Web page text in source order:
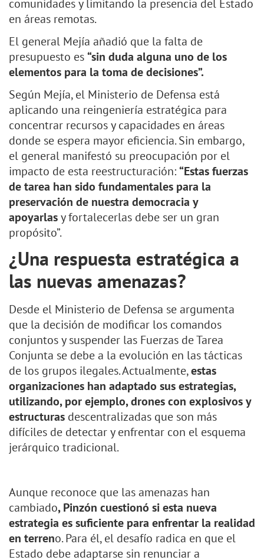
comunidades y limitando la presencia del Estado
en áreas remotas.
El general Mejía añadió que la falta de
presupuesto es“sin duda alguna uno de los
elementos para la toma de decisiones”.
Según Mejía, el Ministerio de Defensa está
aplicando una reingeniería estratégica para
concentrar recursos y capacidades en áreas
donde se espera mayor eficiencia. Sin embargo,
el general manifestó su preocupación por el
impacto de esta reestructuración:“Estas fuerzas
de tarea han sido fundamentales para la
preservación de nuestra democracia y
apoyarlasy fortalecerlas debe ser un gran
propósito”.
¿Una respuesta estratégica a
las nuevas amenazas?
Desde el Ministerio de Defensa se argumenta
que la decisión de modificar los comandos
conjuntos y suspender las Fuerzas de Tarea
Conjunta se debe a la evolución en las tácticas
de los grupos ilegales. Actualmente,estas
organizaciones han adaptado sus estrategias,
utilizando, por ejemplo, drones con explosivos y
estructuras descentralizadas que son más
difíciles de detectar y enfrentar con el esquema
jerárquico tradicional.
Aunque reconoce que las amenazas han
cambiado, Pinzón cuestionó si esta nueva
estrategia es suficiente para enfrentar la realidad
en terreno. Para él, el desafío radica en que el
Estado debe adaptarse sin renunciar a